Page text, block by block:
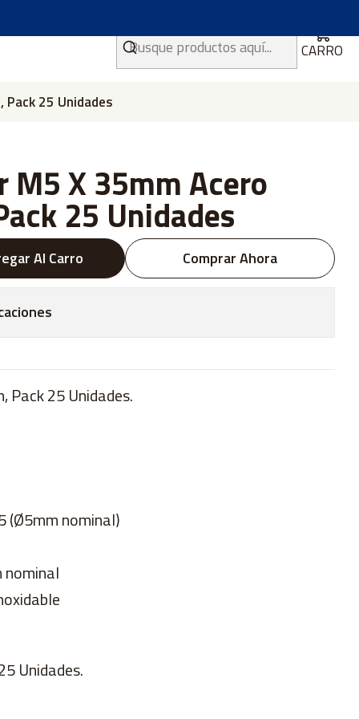
CARRO
Pack 25 Unidades
M5 X 35mm Acero
25 Unidades
Al Carro Comprar Ahora
Pack 25 Unidades.
(Ø5mm nominal)
nominal
Unidades.